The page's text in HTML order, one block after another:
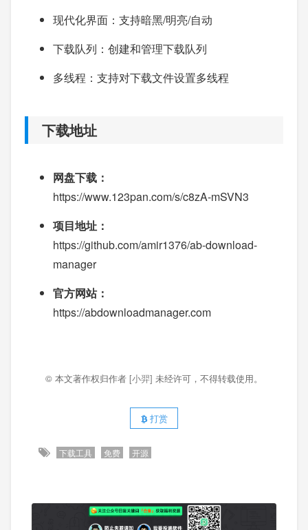
现代化界面：支持暗黑/明亮/自动
下载队列：创建和管理下载队列
多线程：支持对下载文件设置多线程
下载地址
网盘下载：
https://www.123pan.com/s/c8zA-mSVN3
项目地址：
https://github.com/amir1376/ab-download-
manager
官方网站：
https://abdownloadmanager.com
© 本文著作权归作者 [小羿] 未经许可，不得转载使用。
打赏
下载工具 免费 开源